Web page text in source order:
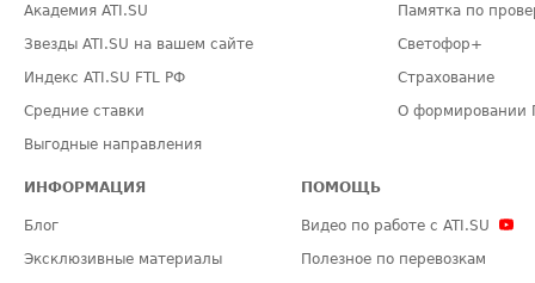
Академия ATI.SU
Звезды ATI.SU на вашем сайте
Индекс ATI.SU FTL РФ
Средние ставки
Выгодные направления
Памятка по
Светофор+
Страхование
О формировании
ИНФОРМАЦИЯ
Блог
Эксклюзивные материалы
ПОМОЩЬ
Видео по работе с ATI.SU
Полезное по перевозкам